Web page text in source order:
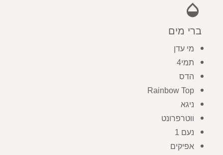
opacity
ברי מים
מי עדן
תמי4
הדס
Rainbow Top
ניגא
ווטרפרונט
נעם 1
אפיקים